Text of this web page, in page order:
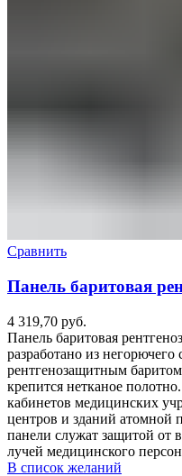
Сравнить
Панель баритовая
4 319,70 руб.
Панель баритовая
разработано из
рентгенозащитным
крепится нетканое
кабинетов медицинских
центров и зданий атомной
панели служат защитой от
лучей медицинского
В список желаний